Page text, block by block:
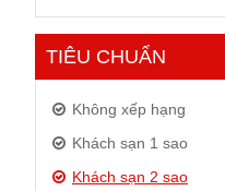
TIÊU CHUẨN
Không xếp hạng
Khách sạn 1 sao
Khách sạn 2 sao